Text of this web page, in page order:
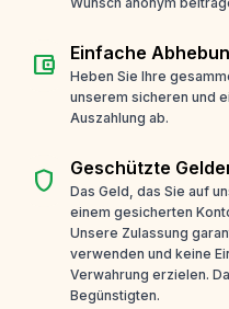
account_balance_wallet Einfache
Heben Sie Ihre
unserem sicheren und
Auszahlung ab.
shield Geschützte
Das Geld, das Sie auf
einem gesicherten
Unsere Zulassung
verwenden und keine
Verwahrung erzielen.
Begünstigten.